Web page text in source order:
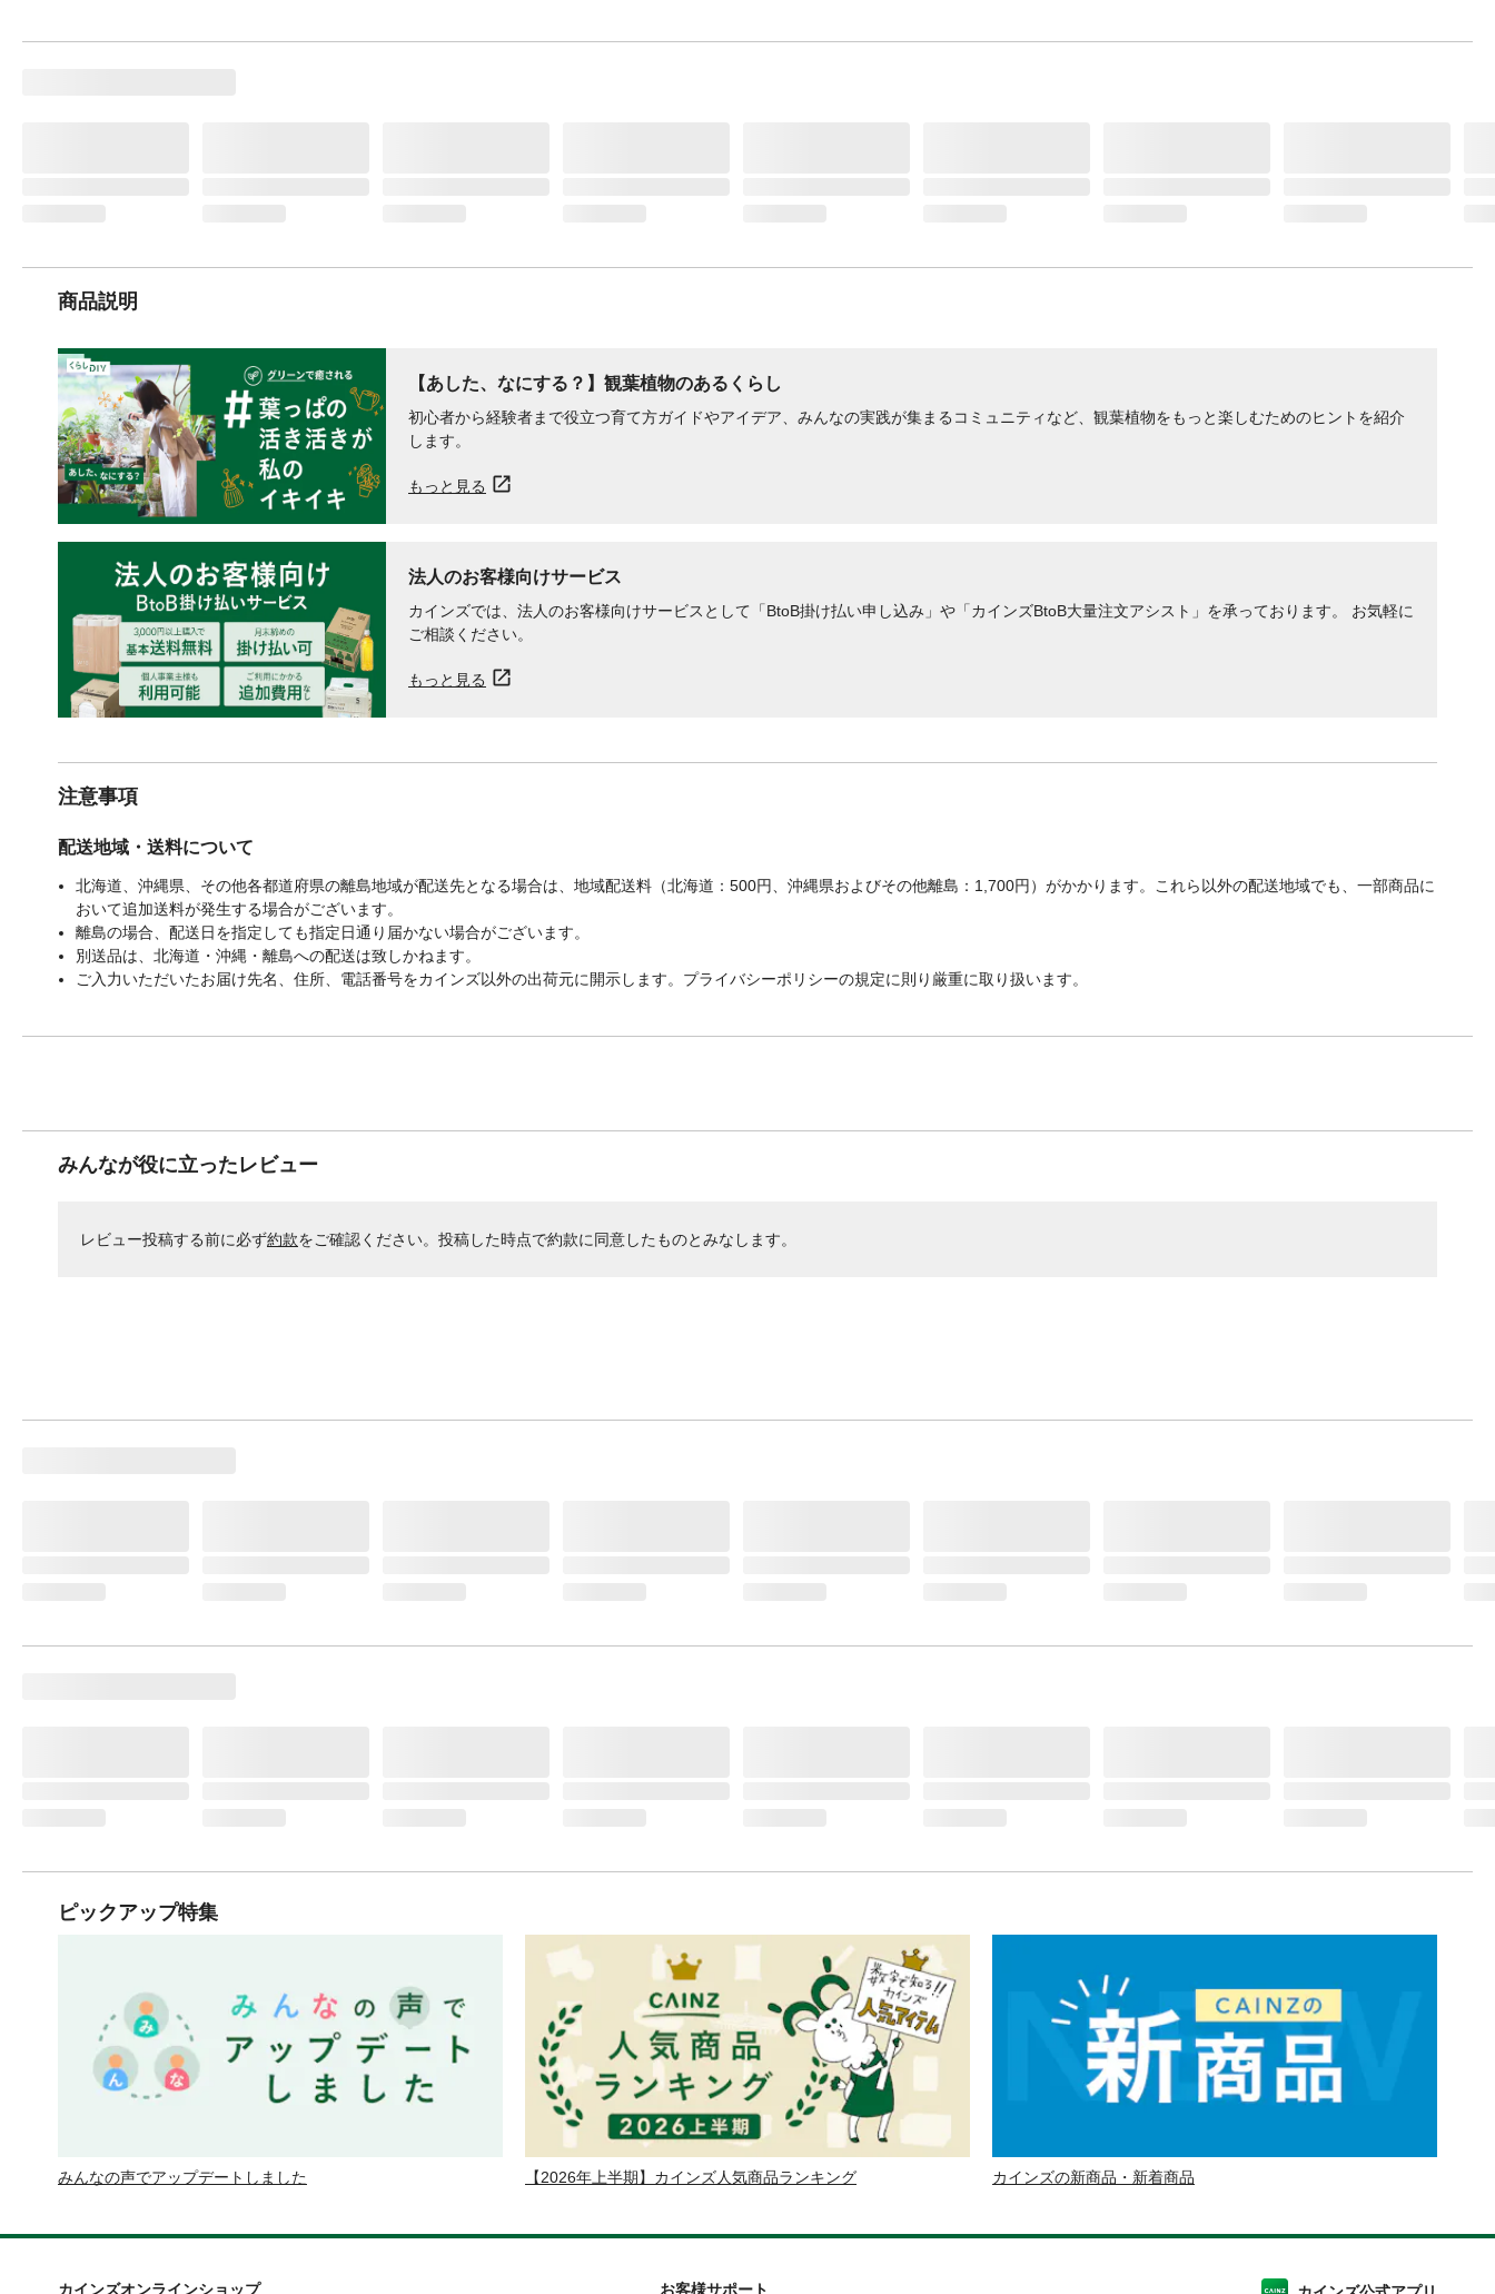
商品説明
【あした、なにする？】観葉植物のあるくらし
初心者から経験者まで役立つ育て方ガイドやアイデア、みんなの実践が集まるコミュニティなど、観葉植物をもっと楽しむためのヒントを紹介
します。
もっと見る
法人のお客様向けサービス
カインズでは、法人のお客様向けサービスとして「BtoB掛け払い申し込み」や「カインズBtoB大量注文アシスト」を承っております。 お気軽に
ご相談ください。
もっと見る
注意事項
配送地域・送料について
北海道、沖縄県、その他各都道府県の離島地域が配送先となる場合は、地域配送料（北海道：500円、沖縄県およびその他離島：1,700円）がかかります。これら以外の配送地域でも、一部商品に
おいて追加送料が発生する場合がございます。
離島の場合、配送日を指定しても指定日通り届かない場合がございます。
別送品は、北海道・沖縄・離島への配送は致しかねます。
ご入力いただいたお届け先名、住所、電話番号をカインズ以外の出荷元に開示します。プライバシーポリシーの規定に則り厳重に取り扱います。
みんなが役に立ったレビュー
レビュー投稿する前に必ず約款をご確認ください。投稿した時点で約款に同意したものとみなします。
ピックアップ特集
みんなの声でアップデートしました 【2026年上半期】カインズ人気商品ランキング カインズの新商品・新着商品
カインズオンラインショップ お客様サポート